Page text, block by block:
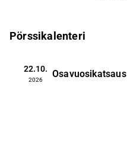
Pörssikalenteri
22.10.
2026
Osavuosikatsaus